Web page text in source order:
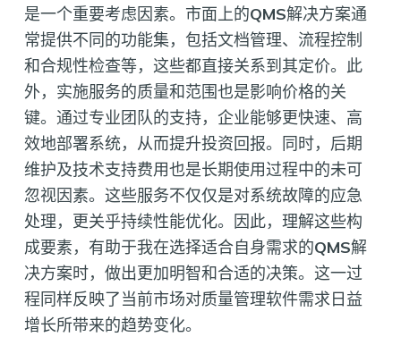
是一个重要考虑因素。市面上的QMS解决方案通
常提供不同的功能集，包括文档管理、流程控制
和合规性检查等，这些都直接关系到其定价。此
外，实施服务的质量和范围也是影响价格的关
键。通过专业团队的支持，企业能够更快速、高
效地部署系统，从而提升投资回报。同时，后期
维护及技术支持费用也是长期使用过程中的未可
忽视因素。这些服务不仅仅是对系统故障的应急
处理，更关乎持续性能优化。因此，理解这些构
成要素，有助于我在选择适合自身需求的QMS解
决方案时，做出更加明智和合适的决策。这一过
程同样反映了当前市场对质量管理软件需求日益
增长所带来的趋势变化。